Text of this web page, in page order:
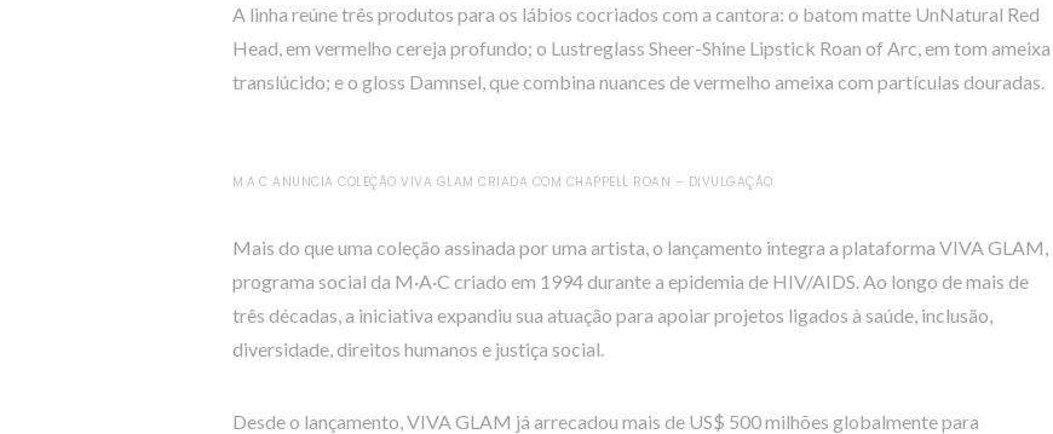
A linha reúne três produtos para os lábios cocriados com a cantora: o batom matte UnNatural Red
Head, em vermelho cereja profundo; o Lustreglass Sheer-Shine Lipstick Roan of Arc, em tom ameixa
translúcido; e o gloss Damnsel, que combina nuances de vermelho ameixa com partículas douradas.
M·A·C ANUNCIA COLEÇÃO VIVA GLAM CRIADA COM CHAPPELL ROAN – DIVULGAÇÃO
Mais do que uma coleção assinada por uma artista, o lançamento integra a plataforma VIVA GLAM,
programa social da M·A·C criado em 1994 durante a epidemia de HIV/AIDS. Ao longo de mais de
três décadas, a iniciativa expandiu sua atuação para apoiar projetos ligados à saúde, inclusão,
diversidade, direitos humanos e justiça social.
Desde o lançamento, VIVA GLAM já arrecadou mais de US$ 500 milhões globalmente para